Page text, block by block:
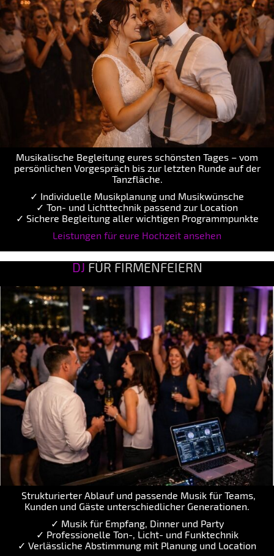
Musikalische Begleitung eures schönsten Tages – vom
persönlichen Vorgespräch bis zur letzten Runde auf der
Tanzfläche.
✓ Individuelle Musikplanung und Musikwünsche
✓ Ton- und Lichttechnik passend zur Location
✓ Sichere Begleitung aller wichtigen Programmpunkte
Leistungen für eure Hochzeit ansehen
DJ FÜR FIRMENFEIERN
Strukturierter Ablauf und passende Musik für Teams,
Kunden und Gäste unterschiedlicher Generationen.
✓ Musik für Empfang, Dinner und Party
✓ Professionelle Ton-, Licht- und Funktechnik
✓ Verlässliche Abstimmung mit Planung und Location